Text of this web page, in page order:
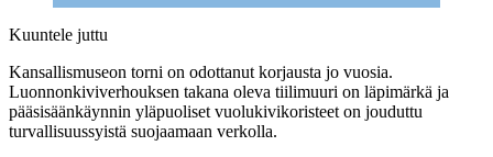
Kuuntele juttu
Kansallismuseon torni on odottanut korjausta jo vuosia.
Luonnonkiviverhouksen takana oleva tiilimuuri on läpimärkä ja
pääsisäänkäynnin yläpuoliset vuolukivikoristeet on jouduttu
turvallisuussyistä suojaamaan verkolla.